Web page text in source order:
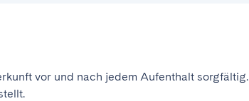
vor und nach jedem Aufenthalt sorgfältig.